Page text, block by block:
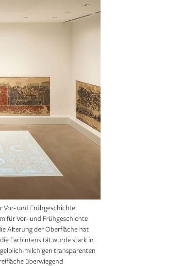
Vor- und Frühgeschichte
für Vor- und Frühgeschichte
Alterung der Oberfläche hat
Farbintensität wurde stark in
milchigen transparenten
überwiegend